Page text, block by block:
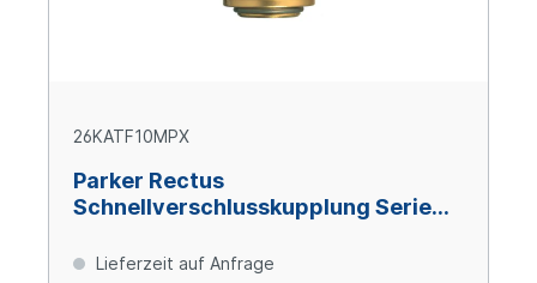
26KATF10MPX
Parker Rectus
Schnellverschlusskupplung Serie
Lieferzeit auf Anfrage